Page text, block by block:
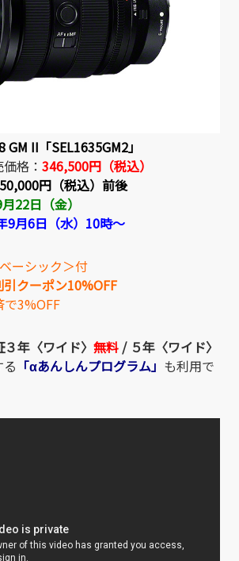
II「SEL1635GM2」
格： 346,500円（税込）
円（税込）前後
22日（金）
9月6日（水）10時～
ーシック＞付
クーポン10%OFF
3%OFF
年〈ワイド〉 無料 / ５年〈ワイド〉
「αあんしんプログラム」 も利用で